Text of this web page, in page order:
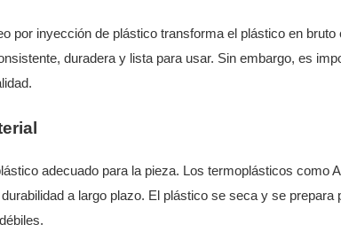
por inyección de plástico transforma el plástico en
duradera y lista para usar. Sin embargo, es
adecuado para la pieza. Los termoplásticos como
a largo plazo. El plástico se seca y se prepara